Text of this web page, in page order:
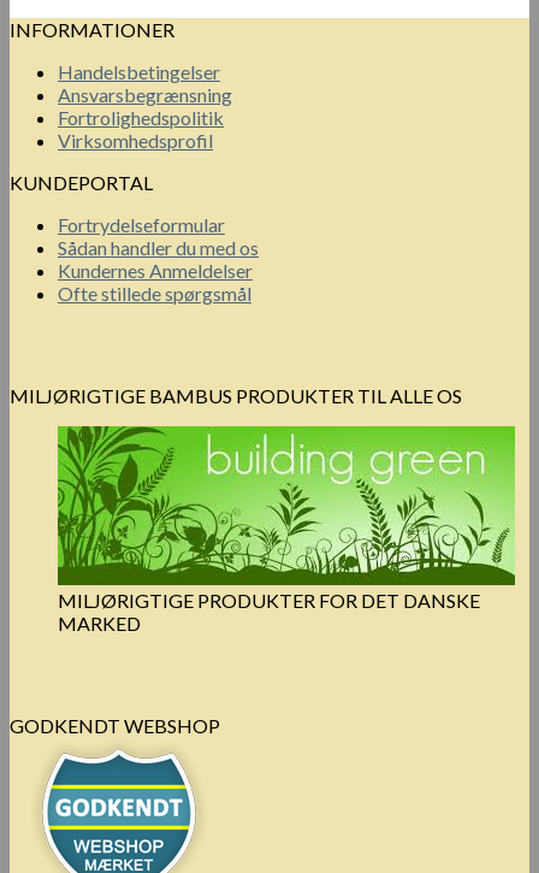
INFORMATIONER
Handelsbetingelser
Ansvarsbegrænsning
Fortrolighedspolitik
Virksomhedsprofil
KUNDEPORTAL
Fortrydelseformular
Sådan handler du med os
Kundernes Anmeldelser
Ofte stillede spørgsmål
MILJØRIGTIGE BAMBUS PRODUKTER TIL ALLE OS
MILJØRIGTIGE PRODUKTER FOR DET DANSKE
MARKED
GODKENDT WEBSHOP